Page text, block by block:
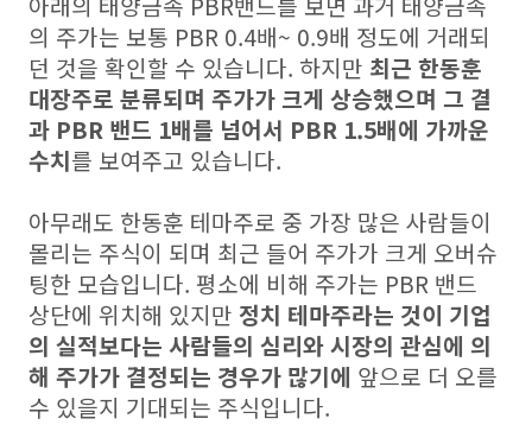
의 주가는 보통 PBR 0.4배~ 0.9배 정도에 거래되
던 것을 확인할 수 있습니다. 하지만 최근 한동훈
대장주로 분류되며 주가가 크게 상승했으며 그 결
과 PBR 밴드 1배를 넘어서 PBR 1.5배에 가까운
수치를 보여주고 있습니다.
아무래도 한동훈 테마주로 중 가장 많은 사람들이
몰리는 주식이 되며 최근 들어 주가가 크게 오버슈
팅한 모습입니다. 평소에 비해 주가는 PBR 밴드
상단에 위치해 있지만 정치 테마주라는 것이 기업
의 실적보다는 사람들의 심리와 시장의 관심에 의
해 주가가 결정되는 경우가 많기에 앞으로 더 오를
수 있을지 기대되는 주식입니다.